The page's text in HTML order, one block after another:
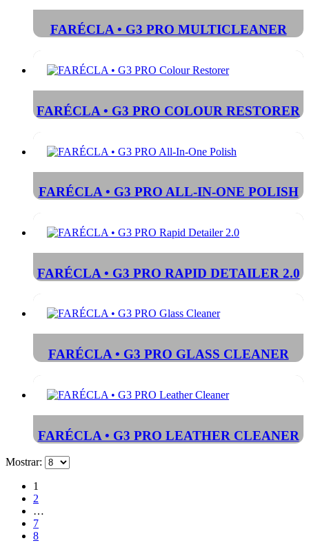
FARÉCLA • G3 PRO MULTICLEANER
FARÉCLA • G3 PRO COLOUR RESTORER
FARÉCLA • G3 PRO ALL-IN-ONE POLISH
FARÉCLA • G3 PRO RAPID DETAILER 2.0
FARÉCLA • G3 PRO GLASS CLEANER
FARÉCLA • G3 PRO LEATHER CLEANER
Mostrar:
1
2
…
7
8